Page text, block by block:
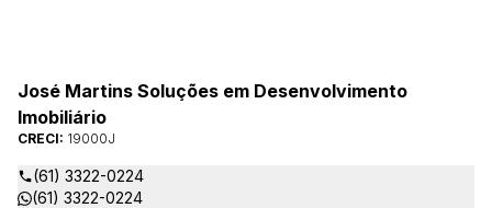
José Martins Soluções em Desenvolvimento
Imobiliário
CRECI: 19000J
(61) 3322-0224
(61) 3322-0224